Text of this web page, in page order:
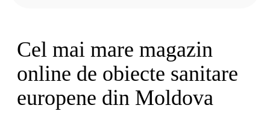
Cel mai mare magazin
online de obiecte sanitare
europene din Moldova